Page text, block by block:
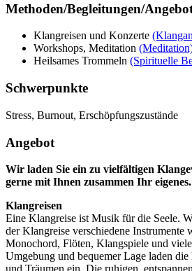
Methoden/Begleitungen/
Klangreisen und Konzerte
Workshops, Meditation
Heilsames Trommeln (Spirituelle
Schwerpunkte
Stress, Burnout, Erschöpfungszustände
Angebot
Wir laden Sie ein zu vielfältigen
gerne mit Ihnen zusammen Ihr eigenes.
Klangreisen
Eine Klangreise ist Musik für die Seele.
der Klangreise verschiedene Instrumente
Monochord, Flöten, Klangspiele und
Umgebung und bequemer Lage laden